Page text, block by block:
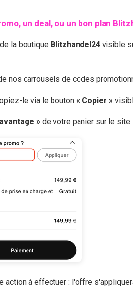
un deal, ou un bon plan
la boutique Blitzhandel24 visible
nos carrousels de codes
le via le bouton « Copier »
» de votre panier sur le site
action à effectuer : l'offre